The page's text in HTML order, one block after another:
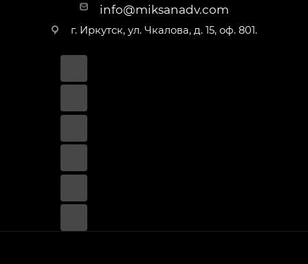
info@miksanadv.com
г. Иркутск, ул. Чкалова, д. 15, оф. 801.